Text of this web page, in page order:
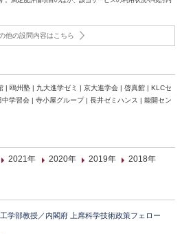
他の設問内容はこちら
| 鴎州塾 | 九大進学ゼミ | 京大進学会 | 啓真館 | KLCセ
学習会 | 寺小屋グループ | 長井ゼミハンス | 能開セン
2021年 2020年 2019年 2018年
学部教授／内閣府 上席科学技術政策フェロー